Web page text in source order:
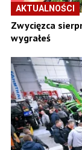
AKTUALNOŚCI
Zwycięzca
wygrałeś